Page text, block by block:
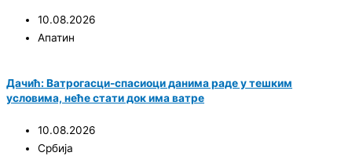
10.08.2026
Апатин
Дачић: Ватрoгасци-спасиоци данима раде у тешким
условима, неће стати док има ватре
10.08.2026
Србија